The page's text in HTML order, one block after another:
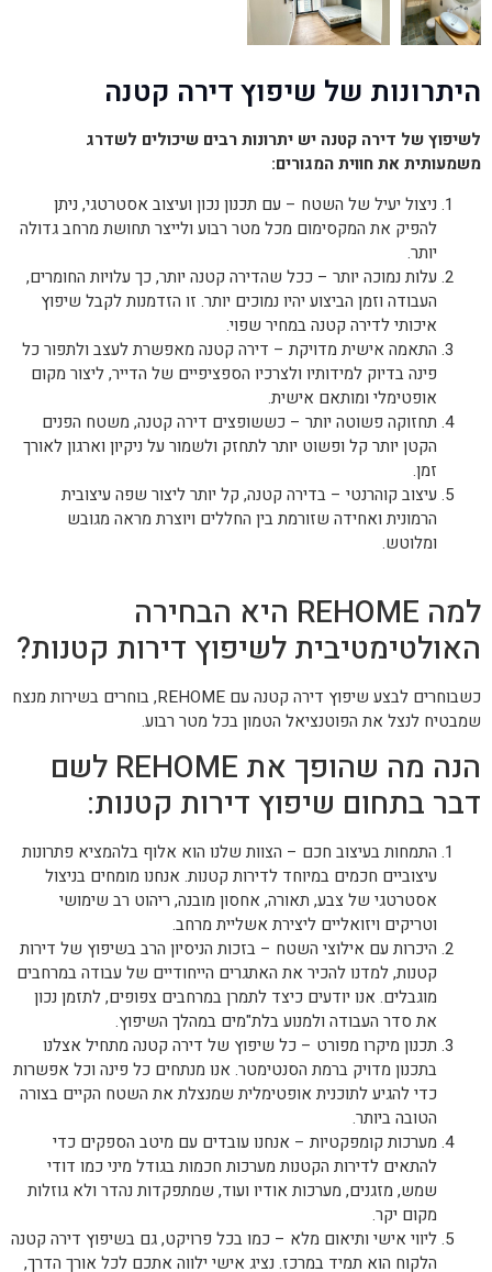
היתרונות של שיפוץ דירה קטנה
לשיפוץ של דירה קטנה יש יתרונות רבים שיכולים לשדרג
משמעותית את חווית המגורים:
ניצול יעיל של השטח – עם תכנון נכון ועיצוב אסטרטגי, ניתן
להפיק את המקסימום מכל מטר רבוע ולייצר תחושת מרחב גדולה
יותר.
עלות נמוכה יותר – ככל שהדירה קטנה יותר, כך עלויות החומרים,
העבודה וזמן הביצוע יהיו נמוכים יותר. זו הזדמנות לקבל שיפוץ
איכותי לדירה קטנה במחיר שפוי.
התאמה אישית מדויקת – דירה קטנה מאפשרת לעצב ולתפור כל
פינה בדיוק למידותיו ולצרכיו הספציפיים של הדייר, ליצור מקום
אופטימלי ומותאם אישית.
תחזוקה פשוטה יותר – כששופצים דירה קטנה, משטח הפנים
הקטן יותר קל ופשוט יותר לתחזק ולשמור על ניקיון וארגון לאורך
זמן.
עיצוב קוהרנטי – בדירה קטנה, קל יותר ליצור שפה עיצובית
הרמונית ואחידה שזורמת בין החללים ויוצרת מראה מגובש
ומלוטש.
למה REHOME היא הבחירה
האולטימטיבית לשיפוץ דירות קטנות?
כשבוחרים לבצע שיפוץ דירה קטנה עם REHOME, בוחרים בשירות מנצח
שמבטיח לנצל את הפוטנציאל הטמון בכל מטר רבוע.
הנה מה שהופך את REHOME לשם
דבר בתחום שיפוץ דירות קטנות:
התמחות בעיצוב חכם – הצוות שלנו הוא אלוף בלהמציא פתרונות
עיצוביים חכמים במיוחד לדירות קטנות. אנחנו מומחים בניצול
אסטרטגי של צבע, תאורה, אחסון מובנה, ריהוט רב שימושי
וטריקים ויזואליים ליצירת אשליית מרחב.
היכרות עם אילוצי השטח – בזכות הניסיון הרב בשיפוץ של דירות
קטנות, למדנו להכיר את האתגרים הייחודיים של עבודה במרחבים
מוגבלים. אנו יודעים כיצד לתמרן במרחבים צפופים, לתזמן נכון
את סדר העבודה ולמנוע בלת"מים במהלך השיפוץ.
תכנון מיקרו מפורט – כל שיפוץ של דירה קטנה מתחיל אצלנו
בתכנון מדויק ברמת הסנטימטר. אנו מנתחים כל פינה וכל אפשרות
כדי להגיע לתוכנית אופטימלית שמנצלת את השטח הקיים בצורה
הטובה ביותר.
מערכות קומפקטיות – אנחנו עובדים עם מיטב הספקים כדי
להתאים לדירות הקטנות מערכות חכמות בגודל מיני כמו דודי
שמש, מזגנים, מערכות אודיו ועוד, שמתפקדות נהדר ולא גוזלות
מקום יקר.
ליווי אישי ותיאום מלא – כמו בכל פרויקט, גם בשיפוץ דירה קטנה
הלקוח הוא תמיד במרכז. נציג אישי ילווה אתכם לכל אורך הדרך,